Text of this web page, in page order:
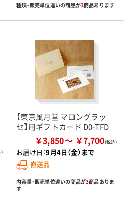
種類・販売単位違いの商品が3商品あります
【東京風月堂 マロングラッ
セ】用ギフトカード D0-TFD
￥3,850 ￥7,700
お届け日：9月4日（金）まで
直送品
内容量・販売単位違いの商品が3商品ありま
す